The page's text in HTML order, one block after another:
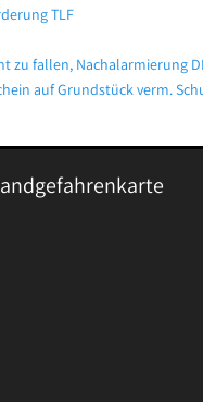
TLF
zu fallen, Nachalarmierung
auf Grundstück verm.